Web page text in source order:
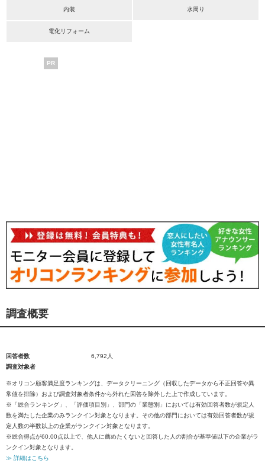
内装 水周り
電化リフォーム
PR
調査概要
回答者数
6,792人
調査対象者
※オリコン顧客満足度ランキングは、データクリーニング（回収したデータから不正回答や異
常値を排除）および調査対象者条件から外れた回答を除外した上で作成しています。
※「総合ランキング」、「評価項目別」、部門の「業態別」においては有効回答者数が規定人
数を満たした企業のみランクイン対象となります。その他の部門においては有効回答者数が規
定人数の半数以上の企業がランクイン対象となります。
※総合得点が60.00点以上で、他人に薦めたくないと回答した人の割合が基準値以下の企業がラ
ンクイン対象となります。
≫ 詳細はこちら